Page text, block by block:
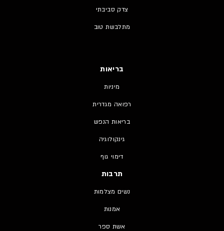
צדק סביבתי
מתלבשת טוב
בריאות
מיניות
רפואה מגדרית
בריאות הנפש
גינקולוגיה
דימוי גוף
תרבות
נשים מצלמות
אמנות
אשת ספר